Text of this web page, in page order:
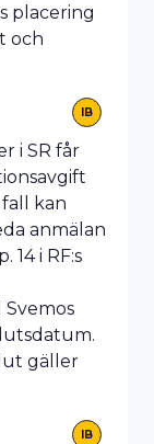
placering
och
IB
i SR får
kan
anmälan
i RF:s
gäller
IB